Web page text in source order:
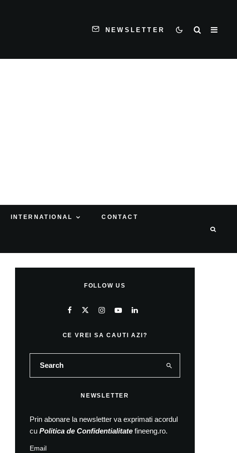
NEWSLETTER
INTERNATIONAL CONTACT
FOLLOW US
CE VREI SA CAUTI AZI?
NEWSLETTER
Prin abonare la newsletter va exprimati acordul
cu Politica de Confidentialitate fineeng.ro.
Email